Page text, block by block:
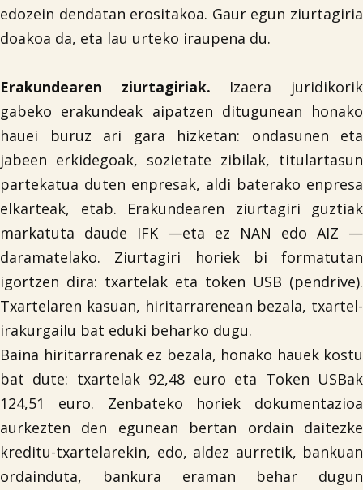
edozein dendatan erositakoa. Gaur egun ziurtagiria
doakoa da, eta lau urteko iraupena du.
Erakundearen ziurtagiriak. Izaera juridikorik
gabeko erakundeak aipatzen ditugunean honako
hauei buruz ari gara hizketan: ondasunen eta
jabeen erkidegoak, sozietate zibilak, titulartasun
partekatua duten enpresak, aldi baterako enpresa
elkarteak, etab. Erakundearen ziurtagiri guztiak
markatuta daude IFK —eta ez NAN edo AIZ —
daramatelako. Ziurtagiri horiek bi formatutan
igortzen dira: txartelak eta token USB (pendrive).
Txartelaren kasuan, hiritarrarenean bezala, txartel-
irakurgailu bat eduki beharko dugu.
Baina hiritarrarenak ez bezala, honako hauek kostu
bat dute: txartelak 92,48 euro eta Token USBak
124,51 euro. Zenbateko horiek dokumentazioa
aurkezten den egunean bertan ordain daitezke
kreditu-txartelarekin, edo, aldez aurretik, bankuan
ordainduta, bankura eraman behar dugun